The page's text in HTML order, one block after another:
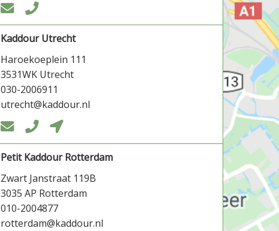
 
Kaddour Utrecht
Haroekoeplein 111
3531WK Utrecht
030-2006911
utrecht@kaddour.nl
  
Petit Kaddour Rotterdam
Zwart Janstraat 119B
3035 AP Rotterdam
010-2004877
rotterdam@kaddour.nl